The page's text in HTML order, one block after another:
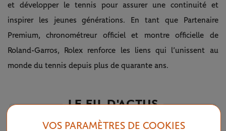
et développer le tennis pour assurer une continuité et
inspirer les jeunes générations. En tant que Partenaire
Premium, chronométreur officiel et montre officielle de
Roland-Garros, Rolex renforce les liens qui l’unissent au
monde du tennis depuis plus de quarante ans.
LE FIL D'ACTUS
VOS PARAMÈTRES DE COOKIES